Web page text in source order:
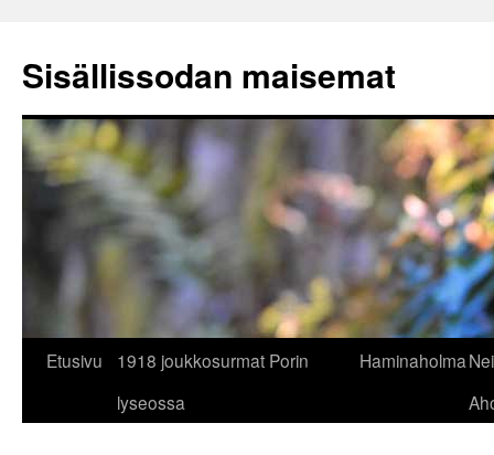
Sisällissodan maisemat
Etusivu
1918 joukkosurmat Porin
lyseossa
Haminaholma